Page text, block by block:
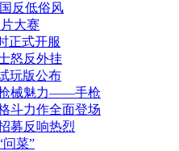
反低俗风
大赛
正式开服
怒反外挂
玩版公布
枪械魅力――手枪
斗力作全面登场
募反响热烈
问菜”